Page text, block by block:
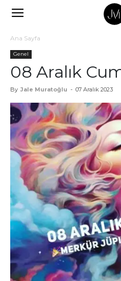
Ana Sayfa
Genel
08 Aralık
By Jale Muratoğlu - 07 Aralık 2023